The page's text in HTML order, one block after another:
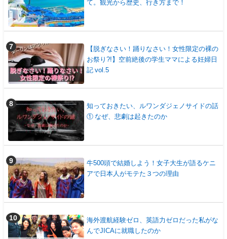
て。観光から歴史、行き方まで！
【脱ぎなさい！踊りなさい！女性限定の裸の
お祭り?!】空前絶後の学生ママによる妊婦日
記 vol.5
知っておきたい、ルワンダジェノサイドの話
① なぜ、悲劇は起きたのか
牛500頭で結婚しよう！女子大生が語るケニ
アで日本人がモテた３つの理由
海外渡航経験ゼロ、英語力ゼロだった私がな
んでJICAに就職したのか